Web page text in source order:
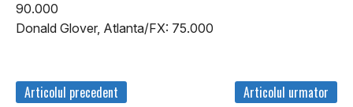
90.000
Donald Glover, Atlanta/FX: 75.000
Articolul precedent Articolul urmator